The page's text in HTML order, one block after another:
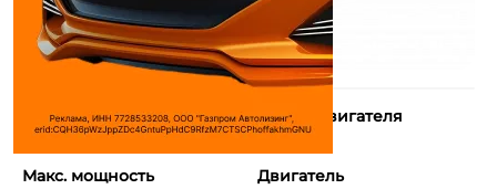
Тип двигателя
Дизель
Объем двигателя
9000 см³
Макс. мощность
Двигатель